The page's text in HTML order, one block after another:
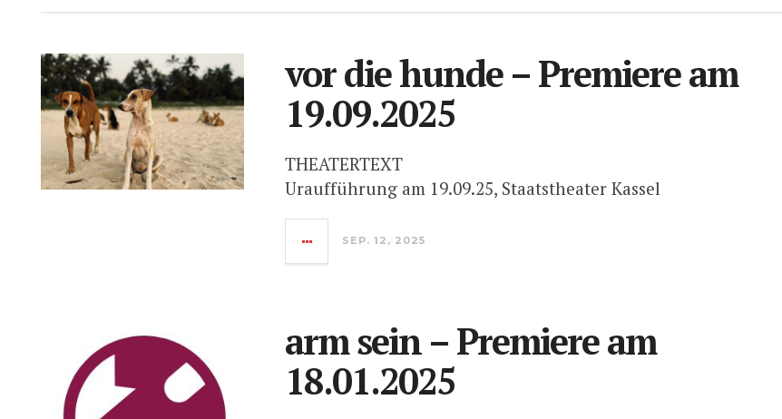
vor die hunde – Premiere am
19.09.2025
THEATERTEXT
Uraufführung am 19.09.25, Staatstheater Kassel
SEP. 12, 2025
arm sein – Premiere am
18.01.2025